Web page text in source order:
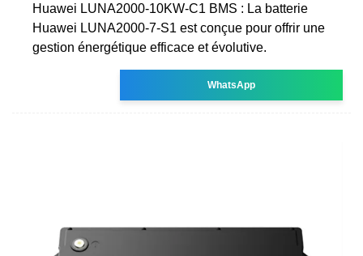
Huawei LUNA2000-10KW-C1 BMS : La batterie
Huawei LUNA2000-7-S1 est conçue pour offrir une
gestion énergétique efficace et évolutive.
WhatsApp